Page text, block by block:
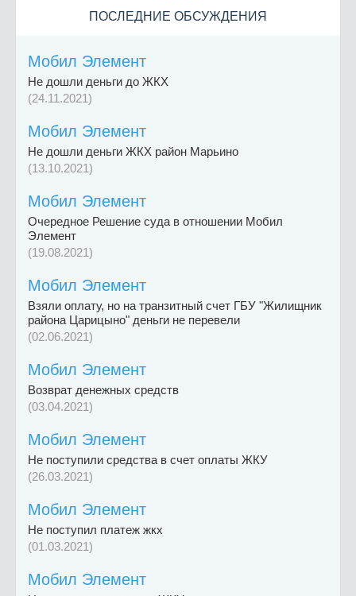
ПОСЛЕДНИЕ ОБСУЖДЕНИЯ
Мобил Элемент
Не дошли деньги до ЖКХ
(24.11.2021)
Мобил Элемент
Не дошли деньги ЖКХ район Марьино
(13.10.2021)
Мобил Элемент
Очередное Решение суда в отношении Мобил
Элемент
(19.08.2021)
Мобил Элемент
Взяли оплату, но на транзитный счет ГБУ "Жилищник
района Царицыно" деньги не перевели
(02.06.2021)
Мобил Элемент
Возврат денежных средств
(03.04.2021)
Мобил Элемент
Не поступили средства в счет оплаты ЖКУ
(26.03.2021)
Мобил Элемент
Не поступил платеж жкх
(01.03.2021)
Мобил Элемент